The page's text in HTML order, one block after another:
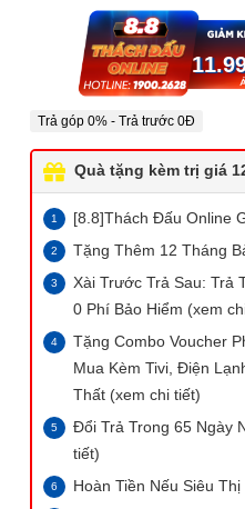
Trả góp 0% - Trả trước 0Đ
Quà tặng kèm trị giá
[8.8]Thách Đấu Online
Tặng Thêm 12 Tháng
Xài Trước Trả Sau: Trả
0 Phí Bảo Hiểm (xem
Tặng Combo Voucher
Mua Kèm Tivi, Điện
Thất (xem chi tiết)
Đổi Trả Trong 65 Ngày
tiết)
Hoàn Tiền Nếu Siêu